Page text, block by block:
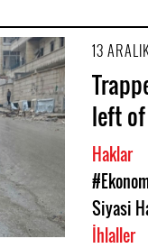
13
left
Haklar
Siyasi
İhlaller